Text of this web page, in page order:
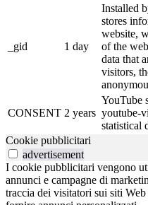
_gid 1 day
Installed
stores
website,
of the
data that
visitors,
CONSENT 2 years
YouTube
youtube-
statistical
Cookie pubblicitari
advertisement
I cookie pubblicitari vengono
annunci e campagne di
traccia dei visitatori sui siti